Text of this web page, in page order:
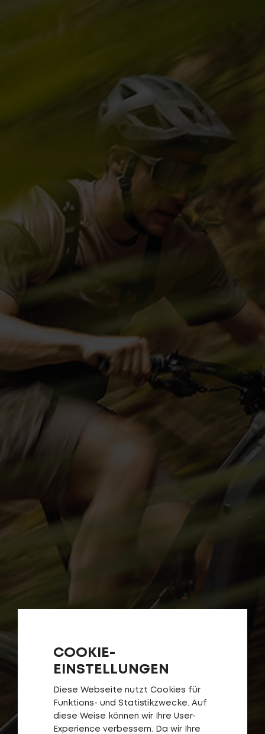
COOKIE-
EINSTELLUNGEN
Diese Webseite nutzt Cookies für
Funktions- und Statistikzwecke. Auf
diese Weise können wir Ihre User-
Experience verbessern. Da wir Ihre